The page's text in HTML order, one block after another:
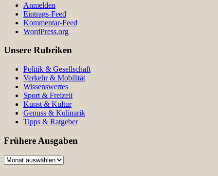
Anmelden
Eintrags-Feed
Kommentar-Feed
WordPress.org
Unsere Rubriken
Politik & Gesellschaft
Verkehr & Mobilität
Wissenswertes
Sport & Freizeit
Kunst & Kultur
Genuss & Kulinarik
Tipps & Ratgeber
Frühere Ausgaben
Frühere